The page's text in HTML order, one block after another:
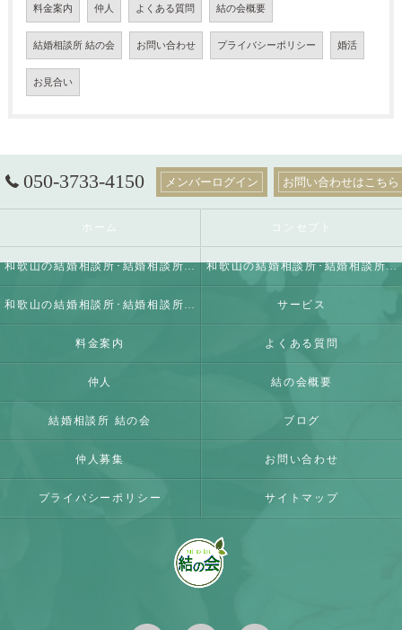
料金案内 仲人 よくある質問 結の会概要
結婚相談所 結の会 お問い合わせ プライバシーポリシー 婚活
お見合い
050-3733-4150 メンバーログイン お問い合わせはこちら
ホーム コンセプト
和歌山の結婚相談所･結婚相談所 結の会の口コミ情報 和歌山の結婚相談所･結婚相談所 結の会の評判
和歌山の結婚相談所･結婚相談所 結の会のお客様の声 サービス
料金案内 よくある質問
仲人 結の会概要
結婚相談所 結の会 ブログ
仲人募集 お問い合わせ
プライバシーポリシー サイトマップ